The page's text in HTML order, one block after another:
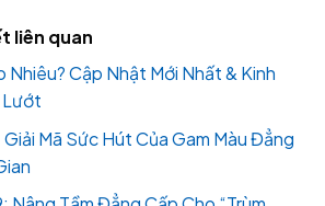
liên quan
Nhiêu? Cập Nhật Mới Nhất & Kinh
Lướt
Mã Sức Hút Của Gam Màu Đẳng